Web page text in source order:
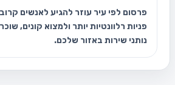
פרסום לפי עיר עוזר להגיע לאנשים
פניות רלוונטיות יותר ולמצוא קונים,
נותני שירות באזור שלכם.